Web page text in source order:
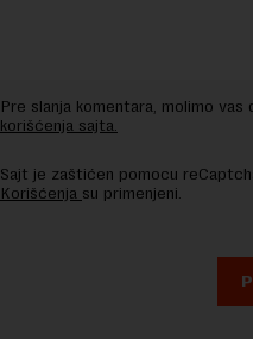
Pre slanja komentara, molimo vas
korišćenja sajta.
Sajt je zaštićen pomocu
Korišćenja su primenjeni.